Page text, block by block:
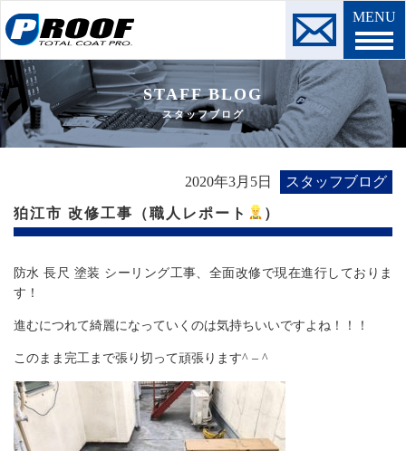
MENU
STAFF BLOG
スタッフブログ
2020年3月5日 スタッフブログ
狛江市 改修工事（職人レポート ）
防水 長尺 塗装 シーリング工事、全面改修で現在進行しておりま
す！
進むにつれて綺麗になっていくのは気持ちいいですよね！！！
このまま完工まで張り切って頑張ります^ – ^